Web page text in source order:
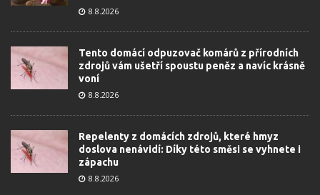
8.8.2026
Tento domácí odpuzovač komárů z přírodních
zdrojů vám ušetří spoustu peněz a navíc krásně
voní
8.8.2026
Repelenty z domácích zdrojů, které hmyz
doslova nenávidí: Díky této směsi se vyhnete i
zápachu
8.8.2026